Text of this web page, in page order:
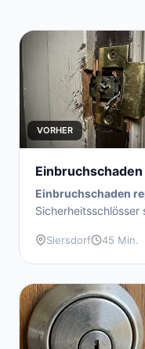
VORHER
Einbruchschaden
Siersdorf 45 Min.